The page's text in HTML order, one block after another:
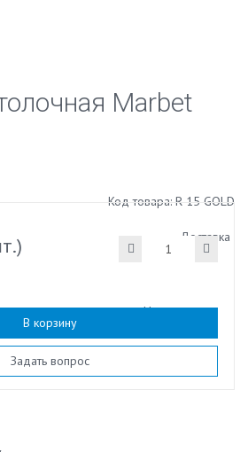
Marbet
Наличие:есть
Код товара: R-15 GOLD
Доставка
В корзину
Задать вопрос